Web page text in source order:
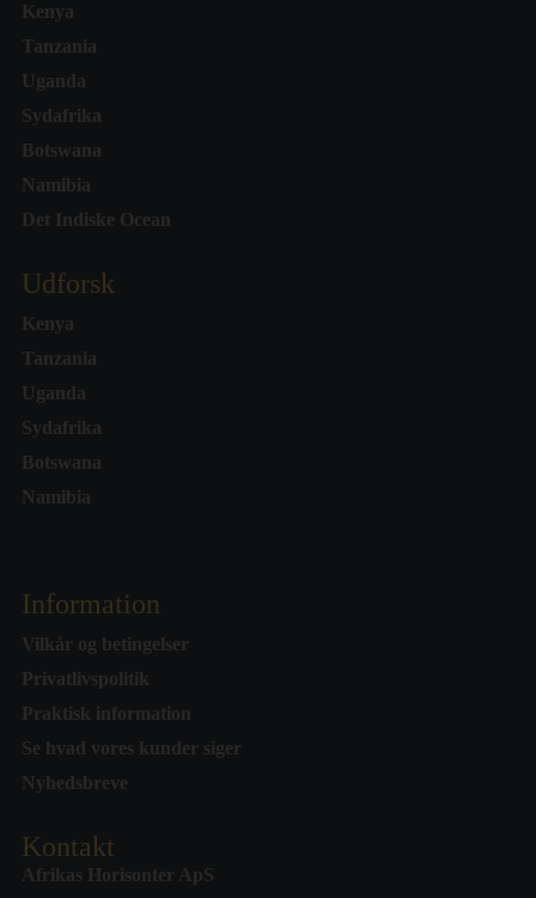
Kenya
Tanzania
Uganda
Sydafrika
Botswana
Namibia
Det Indiske Ocean
Udforsk
Kenya
Tanzania
Uganda
Sydafrika
Botswana
Namibia
Information
Vilkår og betingelser
Privatlivspolitik
Praktisk information
Se hvad vores kunder siger
Nyhedsbreve
Kontakt
Afrikas Horisonter ApS